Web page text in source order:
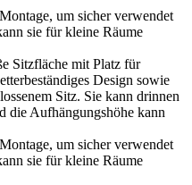
um sicher verwendet
sie für kleine Räume
Sitzfläche mit Platz für
Design sowie
Sitz. Sie kann drinnen
die Aufhängungshöhe kann
um sicher verwendet
sie für kleine Räume